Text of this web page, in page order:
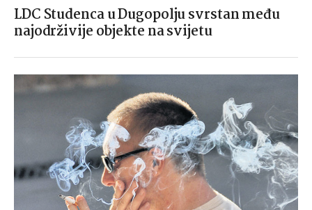
LDC Studenca u Dugopolju svrstan među
najodrživije objekte na svijetu